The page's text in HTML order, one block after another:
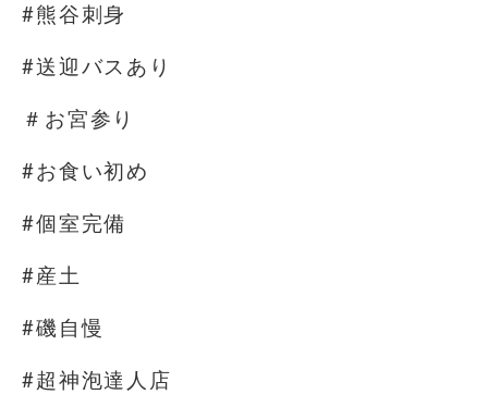
#熊谷刺身
#送迎バスあり
＃お宮参り
#お食い初め
#個室完備
#産土
#磯自慢
#超神泡達人店